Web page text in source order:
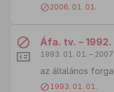
2006. 01. 01.
Áfa. tv. –
1993. 01. 01. –
az általános
1993. 01. 01.